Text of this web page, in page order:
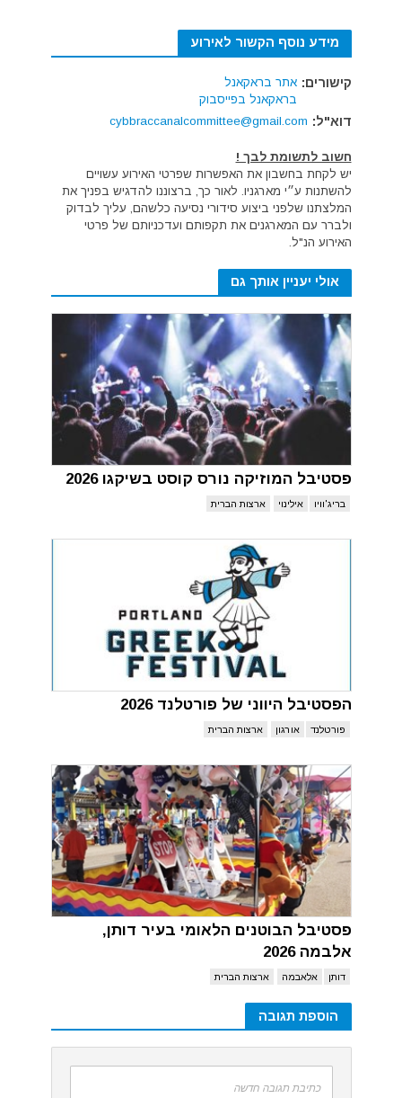
מידע נוסף הקשור לאירוע
קישורים: אתר בראקאנל
בראקאנל בפייסבוק
דוא"ל: cybbraccanalcommittee@gmail.com
חשוב לתשומת לבך !
יש לקחת בחשבון את האפשרות שפרטי האירוע עשויים
להשתנות ע״י מארגניו. לאור כך, ברצוננו להדגיש בפניך את
המלצתנו שלפני ביצוע סידורי נסיעה כלשהם, עליך לבדוק
ולברר עם המארגנים את תקפותם ועדכניותם של פרטי
האירוע הנ"ל.
אולי יעניין אותך גם
פסטיבל המוזיקה נורס קוסט בשיקגו 2026
בריג'וויו אילינוי ארצות הברית
הפסטיבל היווני של פורטלנד 2026
פורטלנד אורגון ארצות הברית
פסטיבל הבוטנים הלאומי בעיר דותן,
אלבמה 2026
דותן אלאבמה ארצות הברית
הוספת תגובה
כתיבת תגובה חדשה